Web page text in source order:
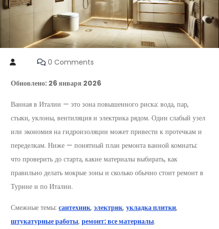
0 Comments
Обновлено: 26 января 2026
Ванная в Италии — это зона повышенного риска: вода, пар,
стыки, уклоны, вентиляция и электрика рядом. Один слабый узел
или экономия на гидроизоляции может привести к протечкам и
переделкам. Ниже — понятный план ремонта ванной комнаты:
что проверить до старта, какие материалы выбирать, как
правильно делать мокрые зоны и сколько обычно стоит ремонт в
Турине и по Италии.
Смежные темы: сантехник, электрик, укладка плитки,
штукатурные работы, ремонт: все материалы.